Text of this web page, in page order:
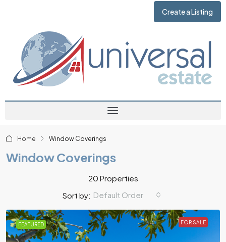
Create a Listing
Home Window Coverings
Window Coverings
20 Properties
Sort by: Default Order
FEATURED FOR SALE